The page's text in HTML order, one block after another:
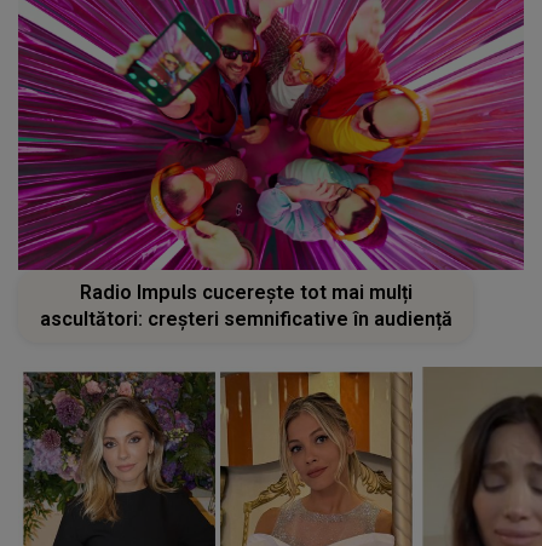
Radio Impuls cucerește tot mai mulți
ascultători: creșteri semnificative în audiență